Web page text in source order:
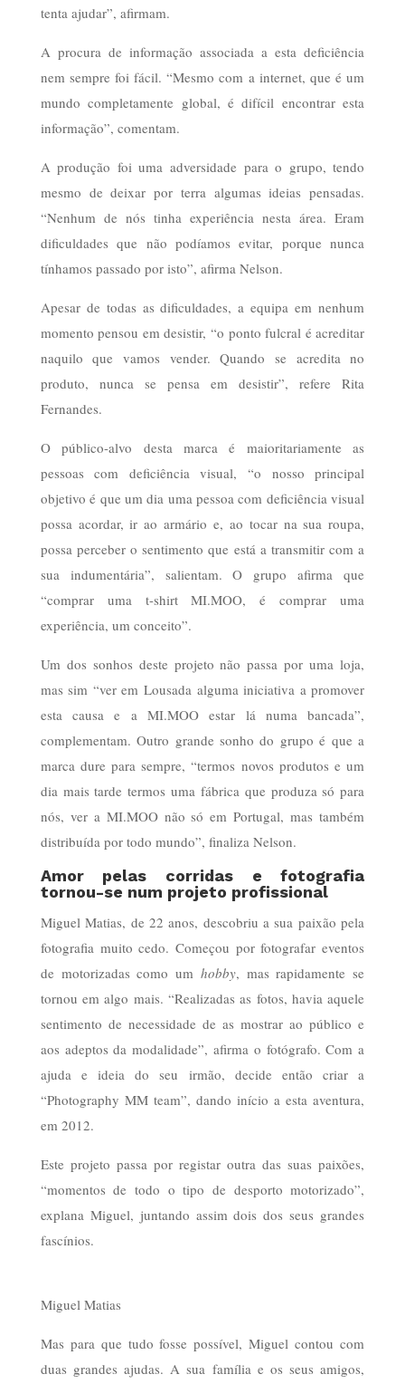
tenta ajudar”, afirmam.
A procura de informação associada a esta deficiência
nem sempre foi fácil. “Mesmo com a internet, que é um
mundo completamente global, é difícil encontrar esta
informação”, comentam.
A produção foi uma adversidade para o grupo, tendo
mesmo de deixar por terra algumas ideias pensadas.
“Nenhum de nós tinha experiência nesta área. Eram
dificuldades que não podíamos evitar, porque nunca
tínhamos passado por isto”, afirma Nelson.
Apesar de todas as dificuldades, a equipa em nenhum
momento pensou em desistir, “o ponto fulcral é acreditar
naquilo que vamos vender. Quando se acredita no
produto, nunca se pensa em desistir”, refere Rita
Fernandes.
O público-alvo desta marca é maioritariamente as
pessoas com deficiência visual, “o nosso principal
objetivo é que um dia uma pessoa com deficiência visual
possa acordar, ir ao armário e, ao tocar na sua roupa,
possa perceber o sentimento que está a transmitir com a
sua indumentária”, salientam. O grupo afirma que
“comprar uma t-shirt MI.MOO, é comprar uma
experiência, um conceito”.
Um dos sonhos deste projeto não passa por uma loja,
mas sim “ver em Lousada alguma iniciativa a promover
esta causa e a MI.MOO estar lá numa bancada”,
complementam. Outro grande sonho do grupo é que a
marca dure para sempre, “termos novos produtos e um
dia mais tarde termos uma fábrica que produza só para
nós, ver a MI.MOO não só em Portugal, mas também
distribuída por todo mundo”, finaliza Nelson.
Amor pelas corridas e fotografia
tornou-se num projeto profissional
Miguel Matias, de 22 anos, descobriu a sua paixão pela
fotografia muito cedo. Começou por fotografar eventos
de motorizadas como um hobby, mas rapidamente se
tornou em algo mais. “Realizadas as fotos, havia aquele
sentimento de necessidade de as mostrar ao público e
aos adeptos da modalidade”, afirma o fotógrafo. Com a
ajuda e ideia do seu irmão, decide então criar a
“Photography MM team”, dando início a esta aventura,
em 2012.
Este projeto passa por registar outra das suas paixões,
“momentos de todo o tipo de desporto motorizado”,
explana Miguel, juntando assim dois dos seus grandes
fascínios.
Miguel Matias
Mas para que tudo fosse possível, Miguel contou com
duas grandes ajudas. A sua família e os seus amigos,